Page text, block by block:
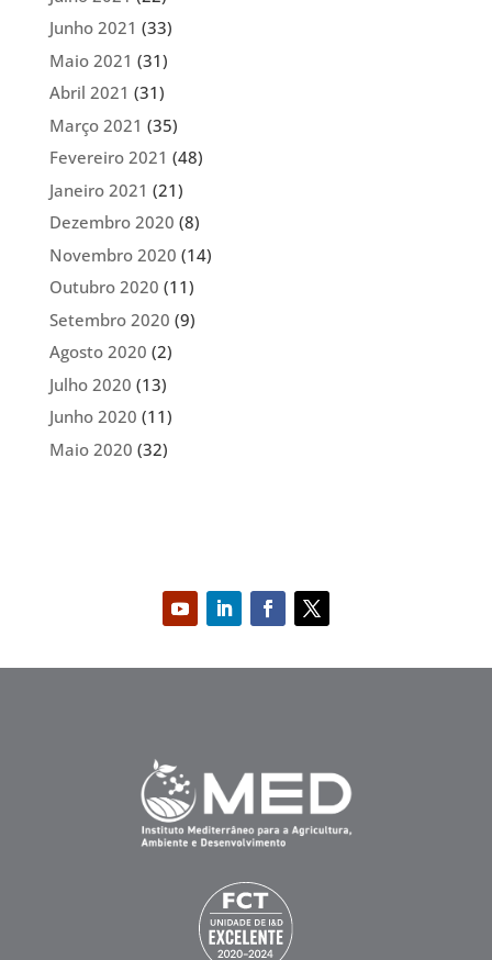
Junho 2021 (33)
Maio 2021 (31)
Abril 2021 (31)
Março 2021 (35)
Fevereiro 2021 (48)
Janeiro 2021 (21)
Dezembro 2020 (8)
Novembro 2020 (14)
Outubro 2020 (11)
Setembro 2020 (9)
Agosto 2020 (2)
Julho 2020 (13)
Junho 2020 (11)
Maio 2020 (32)